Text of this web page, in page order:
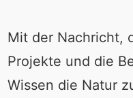
Mit der Nachricht,
Projekte und die
Wissen die Natur